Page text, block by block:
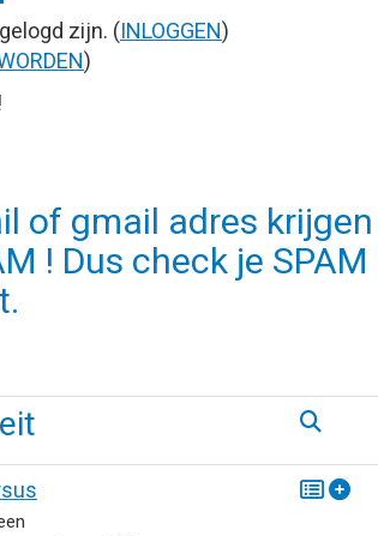
zijn. (INLOGGEN)
)
of gmail adres krijgen
! Dus check je SPAM